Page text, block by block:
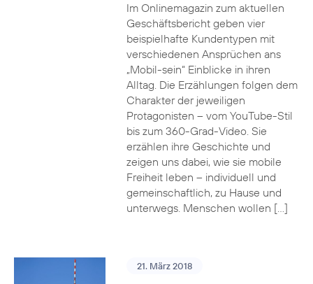
Im Onlinemagazin zum aktuellen
Geschäftsbericht geben vier
beispielhafte Kundentypen mit
verschiedenen Ansprüchen ans
„Mobil-sein“ Einblicke in ihren
Alltag. Die Erzählungen folgen dem
Charakter der jeweiligen
Protagonisten – vom YouTube-Stil
bis zum 360-Grad-Video. Sie
erzählen ihre Geschichte und
zeigen uns dabei, wie sie mobile
Freiheit leben – individuell und
gemeinschaftlich, zu Hause und
unterwegs. Menschen wollen […]
21. März 2018